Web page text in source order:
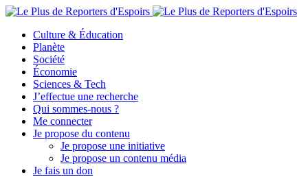
Culture & Éducation
Planète
Société
Économie
Sciences & Tech
J’effectue une recherche
Qui sommes-nous ?
Me connecter
Je propose du contenu
Je propose une initiative
Je propose un contenu média
Je fais un don